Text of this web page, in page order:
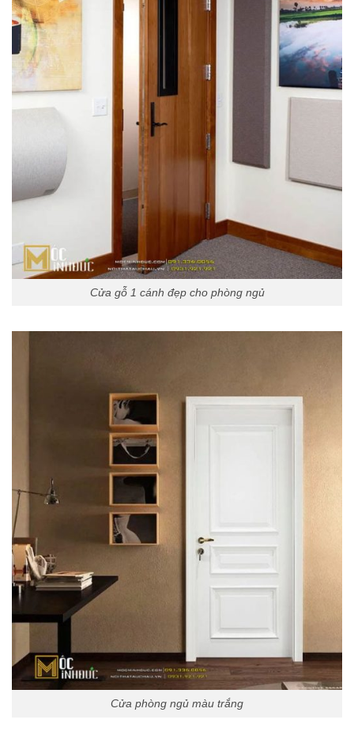
Cửa gỗ 1 cánh đẹp cho phòng ngủ
Cửa phòng ngủ màu trắng